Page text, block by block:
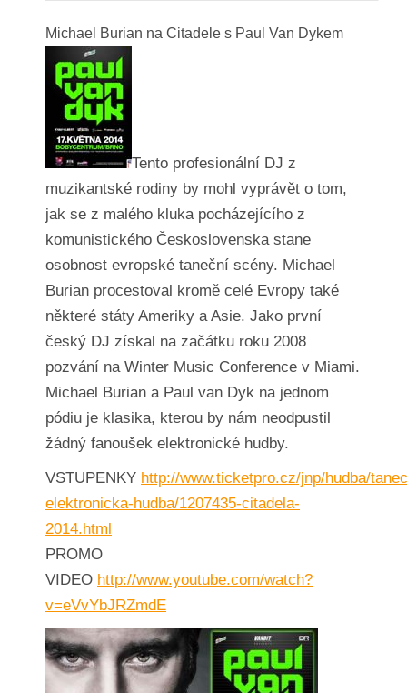
Michael Burian na Citadele s Paul Van Dykem
Tento profesionální DJ z
muzikantské rodiny by mohl vyprávět o tom,
jak se z malého kluka pocházejícího z
komunistického Československa stane
osobnost evropské taneční scény. Michael
Burian procestoval kromě celé Evropy také
některé státy Ameriky a Asie. Jako první
český DJ získal na začátku roku 2008
pozvání na Winter Music Conference v Miami.
Michael Burian a Paul van Dyk na jednom
pódiu je klasika, kterou by nám neodpustil
žádný fanoušek elektronické hudby.
VSTUPENKY http://www.ticketpro.cz/jnp/hudba/
elektronicka-hudba/1207435-citadela-
2014.html
PROMO
VIDEO http://www.youtube.com/watch?
v=eVvYbJRZmdE